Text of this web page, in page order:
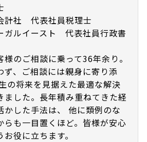
計社 代表社員税理士
ガルイースト 代表社員行政書
のご相談に乗って36年余り。
ず、ご相談には親身に寄り添
の将来を見据えた最適な解決
ました。長年積み重ねてきた経
かした手法は、 他に類例のな
らも一目置くほど。皆様が安心
役に立ちます。